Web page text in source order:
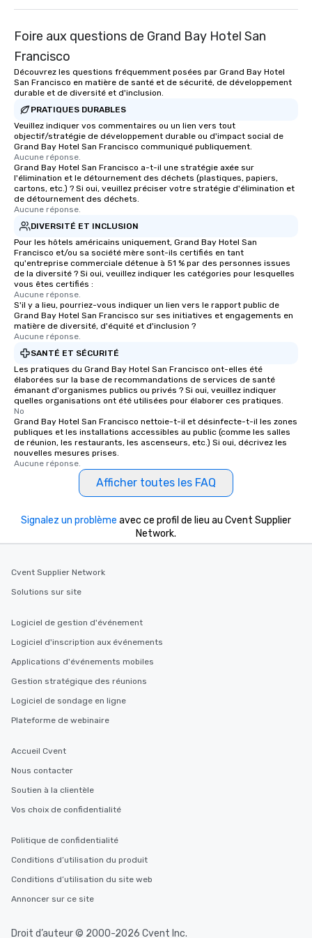
Foire aux questions de Grand Bay Hotel San
Francisco
Découvrez les questions fréquemment posées par Grand Bay Hotel
San Francisco en matière de santé et de sécurité, de développement
durable et de diversité et d'inclusion.
PRATIQUES DURABLES
Veuillez indiquer vos commentaires ou un lien vers tout
objectif/stratégie de développement durable ou d'impact social de
Grand Bay Hotel San Francisco communiqué publiquement.
Aucune réponse.
Grand Bay Hotel San Francisco a-t-il une stratégie axée sur
l'élimination et le détournement des déchets (plastiques, papiers,
cartons, etc.) ? Si oui, veuillez préciser votre stratégie d'élimination et
de détournement des déchets.
Aucune réponse.
DIVERSITÉ ET INCLUSION
Pour les hôtels américains uniquement, Grand Bay Hotel San
Francisco et/ou sa société mère sont-ils certifiés en tant
qu'entreprise commerciale détenue à 51 % par des personnes issues
de la diversité ? Si oui, veuillez indiquer les catégories pour lesquelles
vous êtes certifiés :
Aucune réponse.
S'il y a lieu, pourriez-vous indiquer un lien vers le rapport public de
Grand Bay Hotel San Francisco sur ses initiatives et engagements en
matière de diversité, d'équité et d'inclusion ?
Aucune réponse.
SANTÉ ET SÉCURITÉ
Les pratiques du Grand Bay Hotel San Francisco ont-elles été
élaborées sur la base de recommandations de services de santé
émanant d'organismes publics ou privés ? Si oui, veuillez indiquer
quelles organisations ont été utilisées pour élaborer ces pratiques.
No
Grand Bay Hotel San Francisco nettoie-t-il et désinfecte-t-il les zones
publiques et les installations accessibles au public (comme les salles
de réunion, les restaurants, les ascenseurs, etc.) Si oui, décrivez les
nouvelles mesures prises.
Aucune réponse.
Afficher toutes les FAQ
Signalez un problème avec ce profil de lieu au Cvent Supplier
Network.
Cvent Supplier Network
Solutions sur site
Logiciel de gestion d'événement
Logiciel d'inscription aux événements
Applications d'événements mobiles
Gestion stratégique des réunions
Logiciel de sondage en ligne
Plateforme de webinaire
Accueil Cvent
Nous contacter
Soutien à la clientèle
Vos choix de confidentialité
Politique de confidentialité
Conditions d’utilisation du produit
Conditions d’utilisation du site web
Annoncer sur ce site
Droit d’auteur © 2000-2026 Cvent Inc.